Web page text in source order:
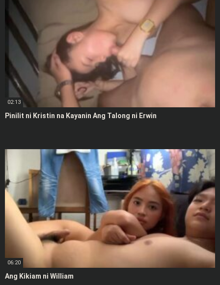
02:13
Pinilit ni Kristin na Kayanin Ang Talong ni Erwin
06:20
Ang Kikiam ni William